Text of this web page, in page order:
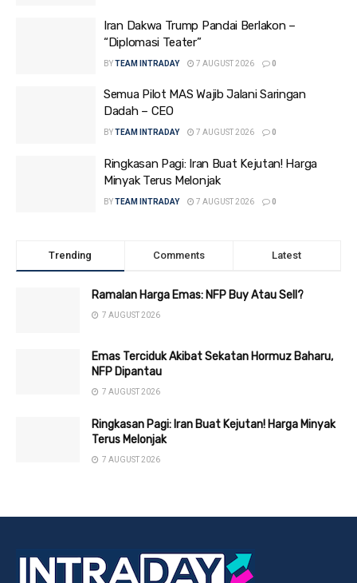
Iran Dakwa Trump Pandai Berlakon –
“Diplomasi Teater”
BYTEAM INTRADAY 7 AUGUST 2026 0
Semua Pilot MAS Wajib Jalani Saringan
Dadah – CEO
BYTEAM INTRADAY 7 AUGUST 2026 0
Ringkasan Pagi: Iran Buat Kejutan! Harga
Minyak Terus Melonjak
BYTEAM INTRADAY 7 AUGUST 2026 0
Trending Comments Latest
Ramalan Harga Emas: NFP Buy Atau Sell?
7 AUGUST 2026
Emas Terciduk Akibat Sekatan Hormuz Baharu,
NFP Dipantau
7 AUGUST 2026
Ringkasan Pagi: Iran Buat Kejutan! Harga Minyak
Terus Melonjak
7 AUGUST 2026